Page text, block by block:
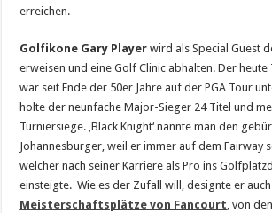
erreichen.
Golfikone Gary Player wird als Special Guest
erweisen und eine Golf Clinic abhalten. Der heute
war seit Ende der 50er Jahre auf der PGA Tour
holte der neunfache Major-Sieger 24 Titel und
Turniersiege. ‚Black Knight‘ nannte man den
Johannesburger, weil er immer auf dem Fairway
welcher nach seiner Karriere als Pro ins
einsteigte. Wie es der Zufall will, designte er
Meisterschaftsplätze von Fancourt, von